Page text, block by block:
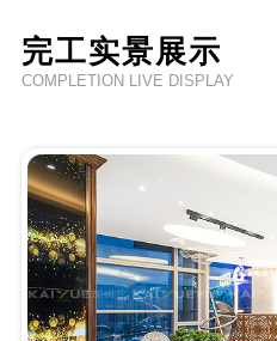
完工实景展示
COMPLETION LIVE DISPLAY